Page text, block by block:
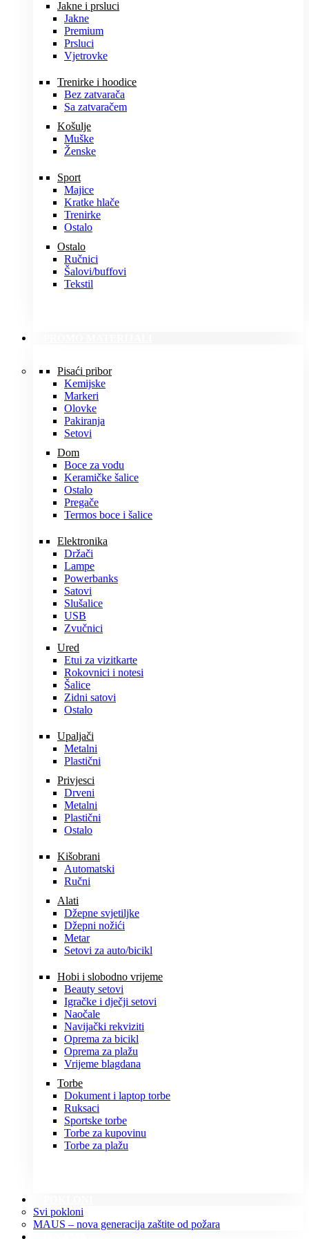
Jakne i prsluci
Jakne
Premium
Prsluci
Vjetrovke
Trenirke i hoodice
Bez zatvarača
Sa zatvaračem
Košulje
Muške
Ženske
Sport
Majice
Kratke hlače
Trenirke
Ostalo
Ostalo
Ručnici
Šalovi/buffovi
Tekstil
Pisaći pribor
Kemijske
Markeri
Olovke
Pakiranja
Setovi
Dom
Boce za vodu
Keramičke šalice
Ostalo
Pregače
Termos boce i šalice
Elektronika
Držači
Lampe
Powerbanks
Satovi
Slušalice
USB
Zvučnici
Ured
Etui za vizitkarte
Rokovnici i notesi
Šalice
Zidni satovi
Ostalo
Upaljači
Metalni
Plastični
Privjesci
Drveni
Metalni
Plastični
Ostalo
Kišobrani
Automatski
Ručni
Alati
Džepne svjetiljke
Džepni nožići
Metar
Setovi za auto/bicikl
Hobi i slobodno vrijeme
Beauty setovi
Igračke i dječji setovi
Naočale
Navijački rekviziti
Oprema za bicikl
Oprema za plažu
Vrijeme blagdana
Torbe
Dokument i laptop torbe
Ruksaci
Sportske torbe
Torbe za kupovinu
Torbe za plažu
Svi pokloni
MAUS – nova generacija zaštite od požara